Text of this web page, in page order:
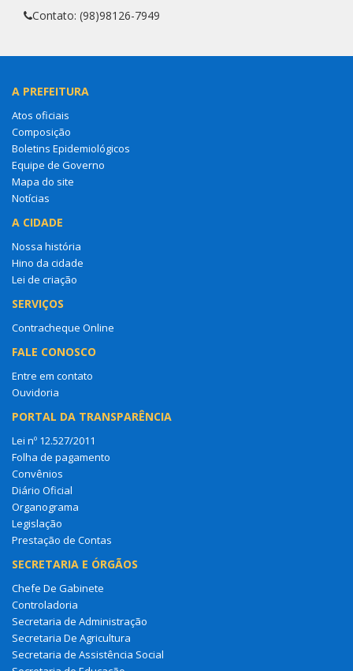
Contato: (98)98126-7949
A PREFEITURA
Atos oficiais
Composição
Boletins Epidemiológicos
Equipe de Governo
Mapa do site
Notícias
A CIDADE
Nossa história
Hino da cidade
Lei de criação
SERVIÇOS
Contracheque Online
FALE CONOSCO
Entre em contato
Ouvidoria
PORTAL DA TRANSPARÊNCIA
Lei nº 12.527/2011
Folha de pagamento
Convênios
Diário Oficial
Organograma
Legislação
Prestação de Contas
SECRETARIA E ÓRGÃOS
Chefe De Gabinete
Controladoria
Secretaria de Administração
Secretaria De Agricultura
Secretaria de Assistência Social